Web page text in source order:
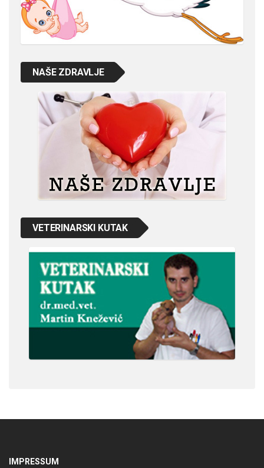
NAŠE ZDRAVLJE
VETERINARSKI KUTAK
IMPRESSUM